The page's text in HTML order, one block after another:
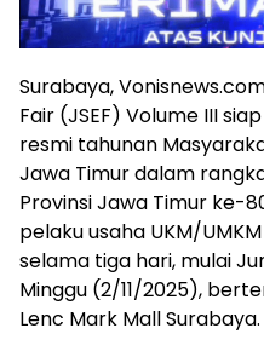
Surabaya,
Fair (JSEF) Volume III
resmi tahunan
Jawa Timur dalam
Provinsi Jawa Timur ke-
pelaku usaha UKM/
selama tiga hari, mulai
Minggu (2/11/2025),
Lenc Mark Mall Surabaya.